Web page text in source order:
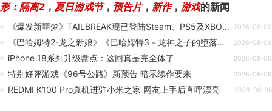
形：隔离2 ， 夏日游戏节， 预告片， 新作， 游戏的新闻
《爆发新噩梦》TAILBREAK现已登陆Steam、PS5及XBOX平台！ 2026-08-09
《巴哈姆特2-龙之新娘》《巴哈姆特3－龙神之子的堕落》Steam 商店页面正式上架！ 2026-08-09
iPhone 18系列升级盘点：这回真是完全体了 2026-08-09
特别好评游戏《96号公路》新预告 暗示续作要来 2026-08-09
REDMI K100 Pro真机进驻小米之家 网友上手后直呼漂亮 2026-08-08